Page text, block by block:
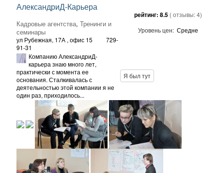
АлександриД-Карьера
Кадровые агентства, Тренинги и
семинары
ул Рубежная, 17А , офис 15
729-
91-31
рейтинг: 8.5 ( отзывы:4)
Уровень цен: Средне
Компанию АлександриД-
карьера знаю много лет,
практически с момента ее
основания. Сталкивалась с
деятельностью этой компании я не
один раз, приходилось...
Я был тут